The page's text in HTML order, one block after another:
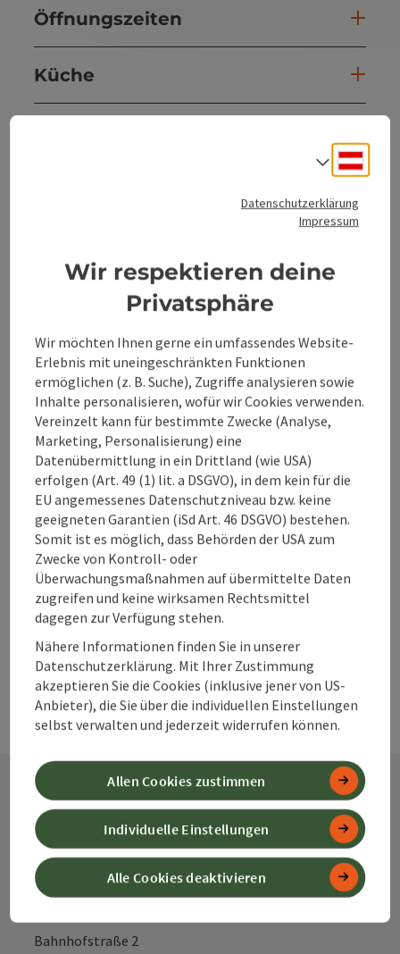
Öffnungszeiten
Küche
Barrierefreiheit
Beitrag merken
zum Merkzettel
PDF erstellen
Beitrag drucken
In der Nähe
powered byTOURDATA Änderung vorschlagen
Kontakt
Alpenland Tourismus GmbH
Bahnhofstraße 2
Datenschutzerklärung
Impressum
Wir respektieren deine
Privatsphäre
Wir möchten Ihnen gerne ein umfassendes Website-
Erlebnis mit uneingeschränkten Funktionen
ermöglichen (z. B. Suche), Zugriffe analysieren sowie
Inhalte personalisieren, wofür wir Cookies verwenden.
Vereinzelt kann für bestimmte Zwecke (Analyse,
Marketing, Personalisierung) eine
Datenübermittlung in ein Drittland (wie USA)
erfolgen (Art. 49 (1) lit. a DSGVO), in dem kein für die
EU angemessenes Datenschutzniveau bzw. keine
geeigneten Garantien (iSd Art. 46 DSGVO) bestehen.
Somit ist es möglich, dass Behörden der USA zum
Zwecke von Kontroll- oder
Überwachungsmaßnahmen auf übermittelte Daten
zugreifen und keine wirksamen Rechtsmittel
dagegen zur Verfügung stehen.
Nähere Informationen finden Sie in unserer
Datenschutzerklärung. Mit Ihrer Zustimmung
akzeptieren Sie die Cookies (inklusive jener von US-
Anbieter), die Sie über die individuellen Einstellungen
selbst verwalten und jederzeit widerrufen können.
Alle Cookies deaktivieren
Individuelle Einstellungen
Allen Cookies zustimmen